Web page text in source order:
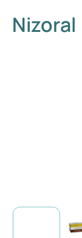
Nizoral